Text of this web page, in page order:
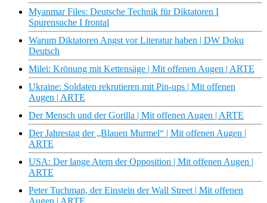
Myanmar Files: Deutsche Technik für Diktatoren I
Spurensuche I frontal
Warum Diktatoren Angst vor Literatur haben | DW Doku
Deutsch
Milei: Krönung mit Kettensäge | Mit offenen Augen | ARTE
Ukraine: Soldaten rekrutieren mit Pin-ups | Mit offenen
Augen | ARTE
Der Mensch und der Gorilla | Mit offenen Augen | ARTE
Der Jahrestag der „Blauen Murmel“ | Mit offenen Augen |
ARTE
USA: Der lange Atem der Opposition | Mit offenen Augen |
ARTE
Peter Tuchman, der Einstein der Wall Street | Mit offenen